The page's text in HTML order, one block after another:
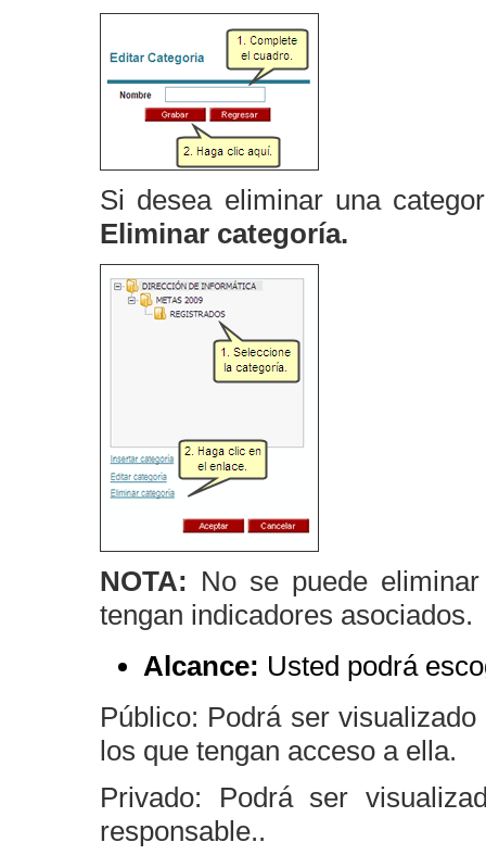
Si desea eliminar una
Eliminar categoría.
NOTA: No se puede
tengan indicadores asociados.
Alcance: Usted podrá
Público: Podrá ser
los que tengan acceso a ella.
Privado: Podrá ser
responsable..